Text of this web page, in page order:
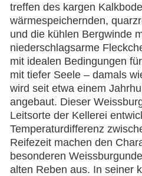
treffen des kargen
wärmespeichernden,
und die kühlen Bergwinde
niederschlagsarme
mit idealen Bedingungen
mit tiefer Seele – damals
wird seit etwa einem
angebaut. Dieser
Leitsorte der Kellerei
Temperaturdifferenz
Reifezeit machen den
besonderen
alten Reben aus. In seiner